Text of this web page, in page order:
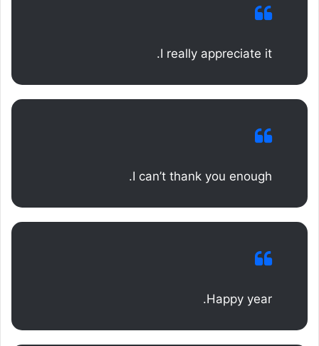
I really appreciate it.
I can’t thank you enough.
Happy year.